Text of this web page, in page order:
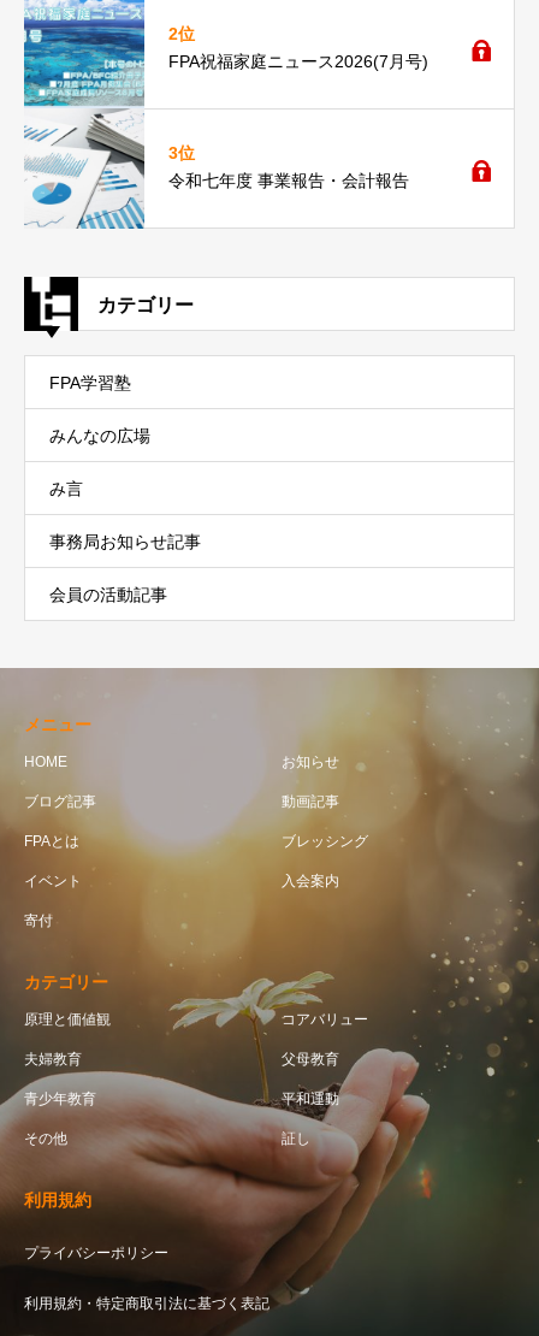
2位
FPA祝福家庭ニュース2026(7月号)
3位
令和七年度 事業報告・会計報告
カテゴリー
FPA学習塾
みんなの広場
み言
事務局お知らせ記事
会員の活動記事
メニュー
HOME お知らせ
ブログ記事 動画記事
FPAとは ブレッシング
イベント 入会案内
寄付
カテゴリー
原理と価値観 コアバリュー
夫婦教育 父母教育
青少年教育 平和運動
その他 証し
利用規約
プライバシーポリシー
利用規約・特定商取引法に基づく表記